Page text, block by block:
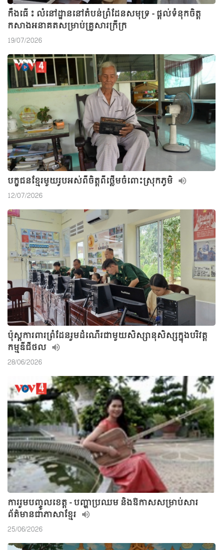
កឹងធើ ៖ លំនៅដ្ឋាននៅតំបន់ព្រំដែនសមុទ្រ - ផ្តល់ទំនុកចិត្ត
កសាងអនាគតសម្រាប់គ្រួសារក្រីក្រ
19/07/2026
បក្ខជនខ្មែរមួយរូបអស់ពីចិត្តពីថ្លើមចំពោះស្រុកភូមិ
12/07/2026
ប៉ុស្តការពារព្រំដែនរួមដំណើរជាមួយសិស្សានុសិស្សក្នុងបរិវត្ត
កម្មឌីជីថល
28/06/2026
ការរួមបញ្ចូលខេត្ត - បញ្ហាប្រឈម និងឱកាសសម្រាប់សារ
ព័ត៌មានជាភាសាខ្មែរ
25/06/2026